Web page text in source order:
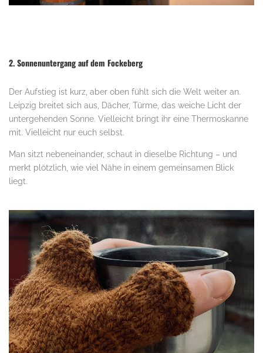
2. Sonnenuntergang auf dem Fockeberg
Der Aufstieg ist kurz, aber oben fühlt sich die Welt weiter an.
Leipzig breitet sich aus, Dächer, Türme, das weiche Licht der
untergehenden Sonne. Vielleicht bringt ihr eine Thermoskanne
mit. Vielleicht nur euch selbst.
Man sitzt nebeneinander, schaut in dieselbe Richtung – und
merkt plötzlich, wie viel Nähe in einem gemeinsamen Blick
liegt.